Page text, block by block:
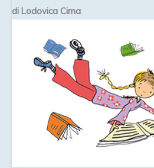
di Lodovica Cima